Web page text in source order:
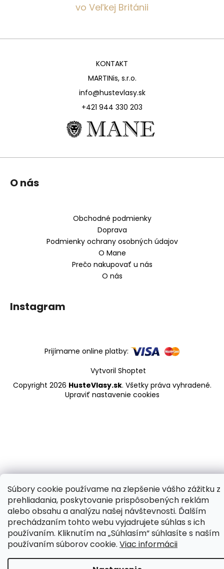
Súbory cookie používame na zlepšenie vášho zážitku z
prehliadania, poskytovanie prispôsobených reklám
alebo obsahu a analýzu našej návštevnosti. Ďalším
prechádzaním tohto webu vyjadrujete súhlas s ich
používaním. Kliknutím na „Súhlasím“ súhlasíte s naším
používaním súborov cookie. Viac informácii
vo Veľkej Británii
KONTAKT
MARTINis, s.r.o.
info@hustevlasy.sk
+421 944 330 203
O nás
Obchodné podmienky
Doprava
Podmienky ochrany osobných údajov
O Mane
Prečo nakupovať u nás
O nás
Instagram
Prijímame online platby:
Vytvoril Shoptet
Copyright 2026 HusteVlasy.sk. Všetky práva vyhradené.
Upraviť nastavenie cookies